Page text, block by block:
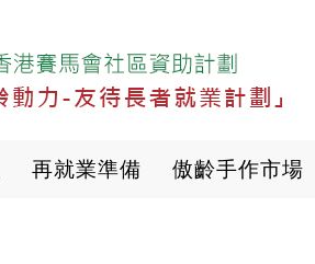
主
內
再就業準備 傲齡手作市場